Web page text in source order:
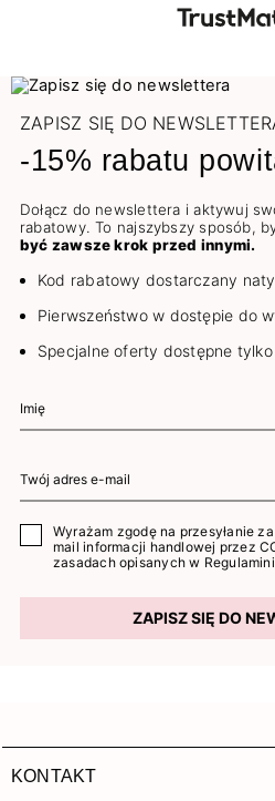
ZAPISZ SIĘ DO
-15% rabatu
Dołącz do newslettera i aktywuj
rabatowy. To najszybszy sposób,
być zawsze krok przed innymi.
Kod rabatowy dostarczany
Pierwszeństwo w dostępie do
Specjalne oferty dostępne
Wyrażam zgodę na przesyłanie
mail informacji handlowej przez
zasadach opisanych w
ZAPISZ SIĘ DO
KONTAKT